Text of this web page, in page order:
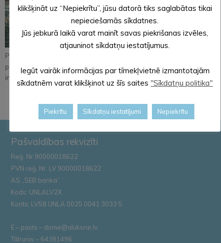
Pastāsti savas domas
par Kopienu svētku
iniciatīvu!
orientēšanās
Zemessardze...
pašvaldības
Pašvaldības rekvizīti
Reģ. Nr.90000018622
PVN reģ. Nr. LV 90000018622
AS „SEB banka”
Kods: UNLALV2X
Konts: LV58 UNLA 0025 0041 3033 5
E – pasts – dome@aluksne.lv
Tālrunis – 64381496
klikšķināt uz “Nepiekrītu”, jūsu datorā tiks saglabātas tikai
nepieciešamās sīkdatnes.
Jūs jebkurā laikā varat mainīt savas piekrišanas izvēles,
atjauninot sīkdatņu iestatījumus.
Iegūt vairāk informācijas par tīmekļvietnē izmantotajām
sīkdatnēm varat klikšķinot uz šīs saites "Sīkdatņu politika"
Piekrītu Sīkdatņu iestatījumi Nepiekrītu